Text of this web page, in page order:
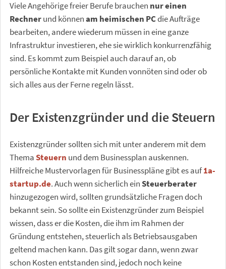
Viele Angehörige freier Berufe brauchen nur einen
Rechnerund könnenam heimischen PCdie Aufträge
bearbeiten, andere wiederum müssen in eine ganze
Infrastruktur investieren, ehe sie wirklich konkurrenzfähig
sind. Es kommt zum Beispiel auch darauf an, ob
persönliche Kontakte mit Kunden vonnöten sind oder ob
sich alles aus der Ferne regeln lässt.
Der Existenzgründer und die Steuern
Existenzgründer sollten sich mit unter anderem mit dem
ThemaSteuern und dem Businessplan auskennen.
Hilfreiche Mustervorlagen für Businesspläne gibt es auf1a-
startup.de. Auch wenn sicherlich einSteuerberater
hinzugezogen wird, sollten grundsätzliche Fragen doch
bekannt sein. So sollte ein Existenzgründer zum Beispiel
wissen, dass er die Kosten, die ihm im Rahmen der
Gründung entstehen, steuerlich als Betriebsausgaben
geltend machen kann. Das gilt sogar dann, wenn zwar
schon Kosten entstanden sind, jedoch noch keine